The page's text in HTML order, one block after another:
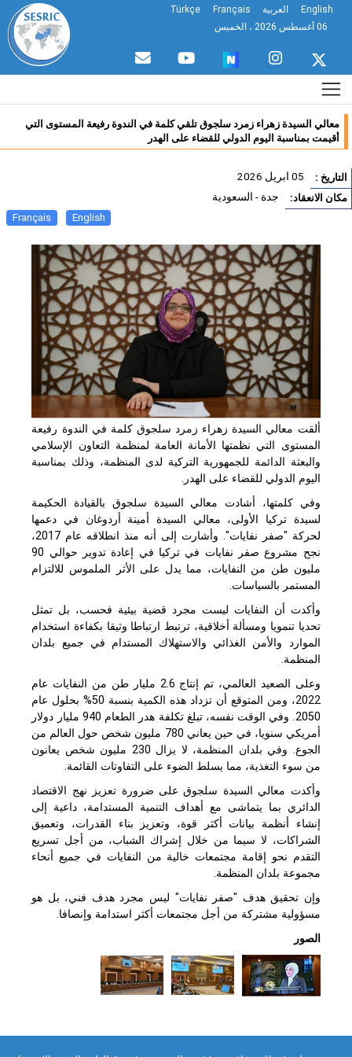
English العربية Français
Türkçe
معالي السيدة زهراء زمرد سلجوق تلقي كلمة في الندوة رفيعة المستوى التي
أقيمت بمناسبة اليوم الدولي للقضاء على الهدر
: 05 ابريل 2026
الانعقاد: جدة - السعودية
English
Français
ألقت معالي السيدة زهراء زمرد سلجوق كلمة في الندوة رفيعة
المستوى التي نظمتها الأمانة العامة لمنظمة التعاون الإسلامي
والبعثة الدائمة للجمهورية التركية لدى المنظمة، وذلك بمناسبة
اليوم الدولي للقضاء على الهدر.
وفي كلمتها، أشادت معالي السيدة سلجوق بالقيادة الحكيمة
لسيدة تركيا الأولى، معالي السيدة أمينة أردوغان في دعمها
لحركة "صفر نفايات". وأشارت إلى أنه منذ انطلاقه عام 2017،
نجح مشروع صفر نفايات في تركيا في إعادة تدوير حوالي 90
مليون طن من النفايات، مما يدل على الأثر الملموس للالتزام
المستمر بالسياسات.
وأكدت أن النفايات ليست مجرد قضية بيئية فحسب، بل تمثل
تحديا تنمويا ومسألة أخلاقية، ترتبط ارتباطا وثيقا بكفاءة استخدام
الموارد والأمن الغذائي والاستهلاك المستدام في جميع بلدان
المنظمة.
وعلى الصعيد العالمي، تم إنتاج 2.6 مليار طن من النفايات عام
2022، ومن المتوقع أن تزداد هذه الكمية بنسبة 50% بحلول عام
2050. وفي الوقت نفسه، تبلغ تكلفة هدر الطعام 940 مليار دولار
أمريكي سنويا، في حين يعاني 780 مليون شخص حول العالم من
الجوع. وفي بلدان المنظمة، لا يزال 230 مليون شخص يعانون
من سوء التغذية، مما يسلط الضوء على التفاوتات القائمة.
وأكدت معالي السيدة سلجوق على ضرورة تعزيز نهج الاقتصاد
الدائري بما يتماشى مع أهداف التنمية المستدامة، داعية إلى
إنشاء أنظمة بيانات أكثر قوة، وتعزيز بناء القدرات، وتعميق
الشراكات، لا سيما من خلال إشراك الشباب، من أجل تسريع
التقدم نحو إقامة مجتمعات خالية من النفايات في جميع أنحاء
مجموعة بلدان المنظمة.
وإن تحقيق هدف "صفر نفايات" ليس مجرد هدف فني، بل هو
مسؤولية مشتركة من أجل مجتمعات أكثر استدامة وإنصافا.
الصور